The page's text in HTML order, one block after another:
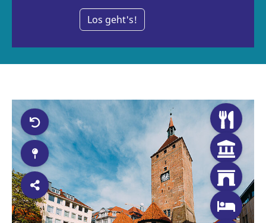
Los geht's!